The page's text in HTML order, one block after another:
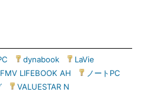
dynabook LaVie
FMV LIFEBOOK AH ノートPC
VALUESTAR N